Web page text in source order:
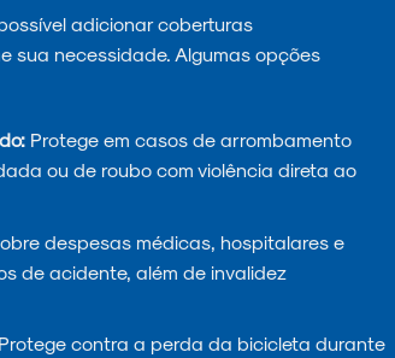
adicionar coberturas
sua necessidade. Algumas opções
Protege em casos de arrombamento
ou de roubo com violência direta ao
despesas médicas, hospitalares e
de acidente, além de invalidez
contra a perda da bicicleta durante